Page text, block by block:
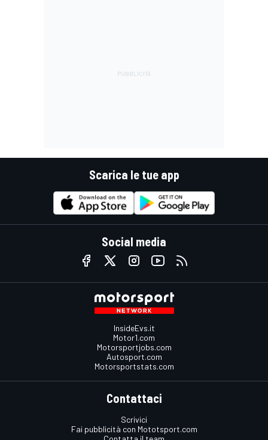
Scarica le tue app
Social media
InsideEvs.it
Motor1.com
Motorsportjobs.com
Autosport.com
Motorsportstats.com
Contattaci
Scrivici
Fai pubblicità con Mototsport.com